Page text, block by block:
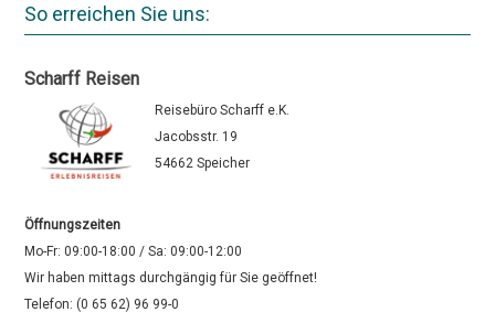
So erreichen Sie uns:
Scharff Reisen
Reisebüro Scharff e.K.
Jacobsstr. 19
54662 Speicher
Öffnungszeiten
Mo-Fr: 09:00-18:00 / Sa: 09:00-12:00
Wir haben mittags durchgängig für Sie geöffnet!
Telefon: (0 65 62) 96 99-0